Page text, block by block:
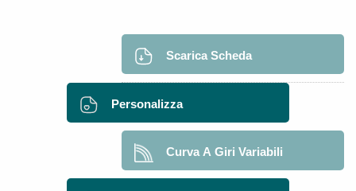
Scarica Scheda
Personalizza
Curva A Giri Variabili